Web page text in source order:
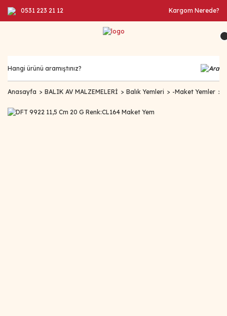
0531 223 21 12 Kargom Nerede?
Anasayfa BALIK AV MALZEMELERİ Balık Yemleri -Maket Yemler